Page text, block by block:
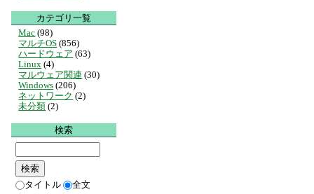
カテゴリ一覧
Mac (98)
マルチOS (856)
ハードウェア (63)
Linux (4)
マルウェア関連 (30)
Windows (206)
ネットワーク (2)
未分類 (2)
検索
タイトル 全文